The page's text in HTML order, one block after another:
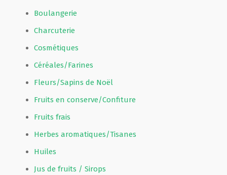
Boulangerie
Charcuterie
Cosmétiques
Céréales/Farines
Fleurs/Sapins de Noël
Fruits en conserve/Confiture
Fruits frais
Herbes aromatiques/Tisanes
Huiles
Jus de fruits / Sirops